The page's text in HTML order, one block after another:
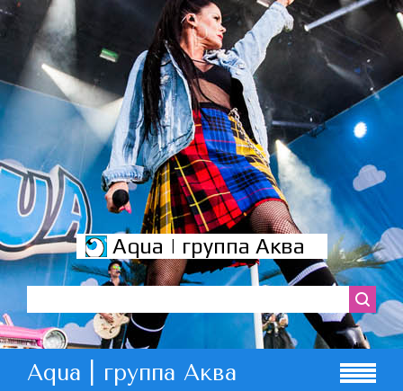
Aqua | группа Аква
Aqua | группа Аква